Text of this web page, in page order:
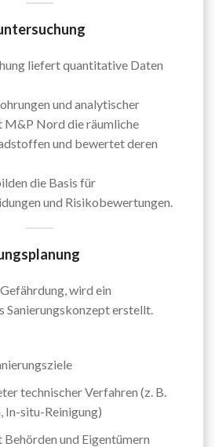
liefert quantitative Daten
und analytischer
Nord die räumliche
und bewertet deren
die Basis für
und Risikobewertungen.
wird ein
Sanierungskonzept erstellt.
technischer Verfahren (z. B.
In-situ-Reinigung)
und Eigentümern